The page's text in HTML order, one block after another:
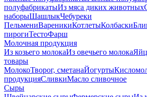
полуфабрикатыИз мяса диких животных
наборыШашлыкЧебуреки
ПельмениВареникиКотлетыКолбаски
пирогиТестоФарш
Молочная продукция
Из козьего молокаИз овечьего молока
товары
МолокоТворог, сметанаЙогурты
продукцияСливкиМасло сливочное
Сыры